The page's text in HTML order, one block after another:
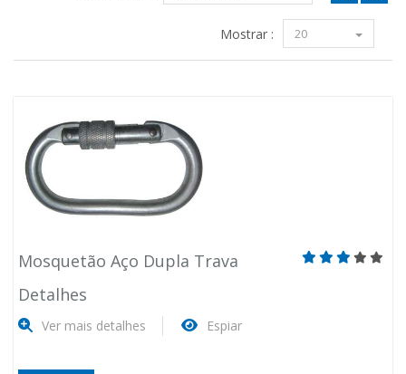
Mostrar : 20
Mosquetão Aço Dupla Trava
Detalhes
Ver mais detalhes Espiar